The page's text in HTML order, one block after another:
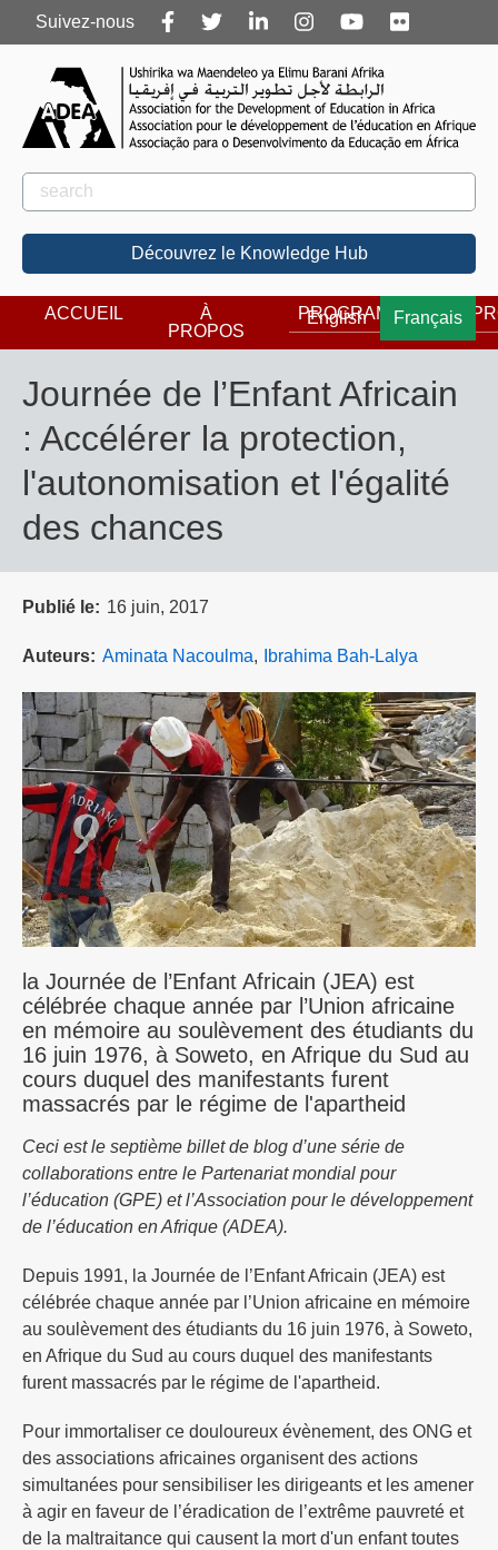
Follow
us
Suivez-nous
Rechercher
Rechercher
Découvrez le Knowledge Hub
English Français
ACCUEIL
À
PROPOS
PROGRAMMES
Journée de l’Enfant Africain
: Accélérer la protection,
l'autonomisation et l'égalité
des chances
Publié le 16 juin, 2017
Auteurs Aminata Nacoulma Ibrahima Bah-Lalya
la Journée de l’Enfant Africain (JEA) est
célébrée chaque année par l’Union africaine
en mémoire au soulèvement des étudiants du
16 juin 1976, à Soweto, en Afrique du Sud au
cours duquel des manifestants furent
massacrés par le régime de l'apartheid
Ceci est le septième billet de blog d’une série de
collaborations entre le Partenariat mondial pour
l’éducation (GPE) et l’Association pour le développement
de l’éducation en Afrique (ADEA).
Depuis 1991, la Journée de l’Enfant Africain (JEA) est
célébrée chaque année par l’Union africaine en mémoire
au soulèvement des étudiants du 16 juin 1976, à Soweto,
en Afrique du Sud au cours duquel des manifestants
furent massacrés par le régime de l'apartheid.
Pour immortaliser ce douloureux évènement, des ONG et
des associations africaines organisent des actions
simultanées pour sensibiliser les dirigeants et les amener
à agir en faveur de l’éradication de l’extrême pauvreté et
de la maltraitance qui causent la mort d'un enfant toutes